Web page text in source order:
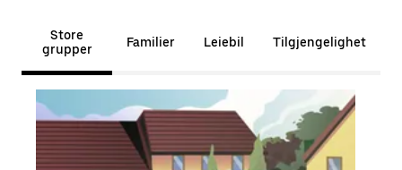
Store
grupper
Familier Leiebil Tilgjengelighet